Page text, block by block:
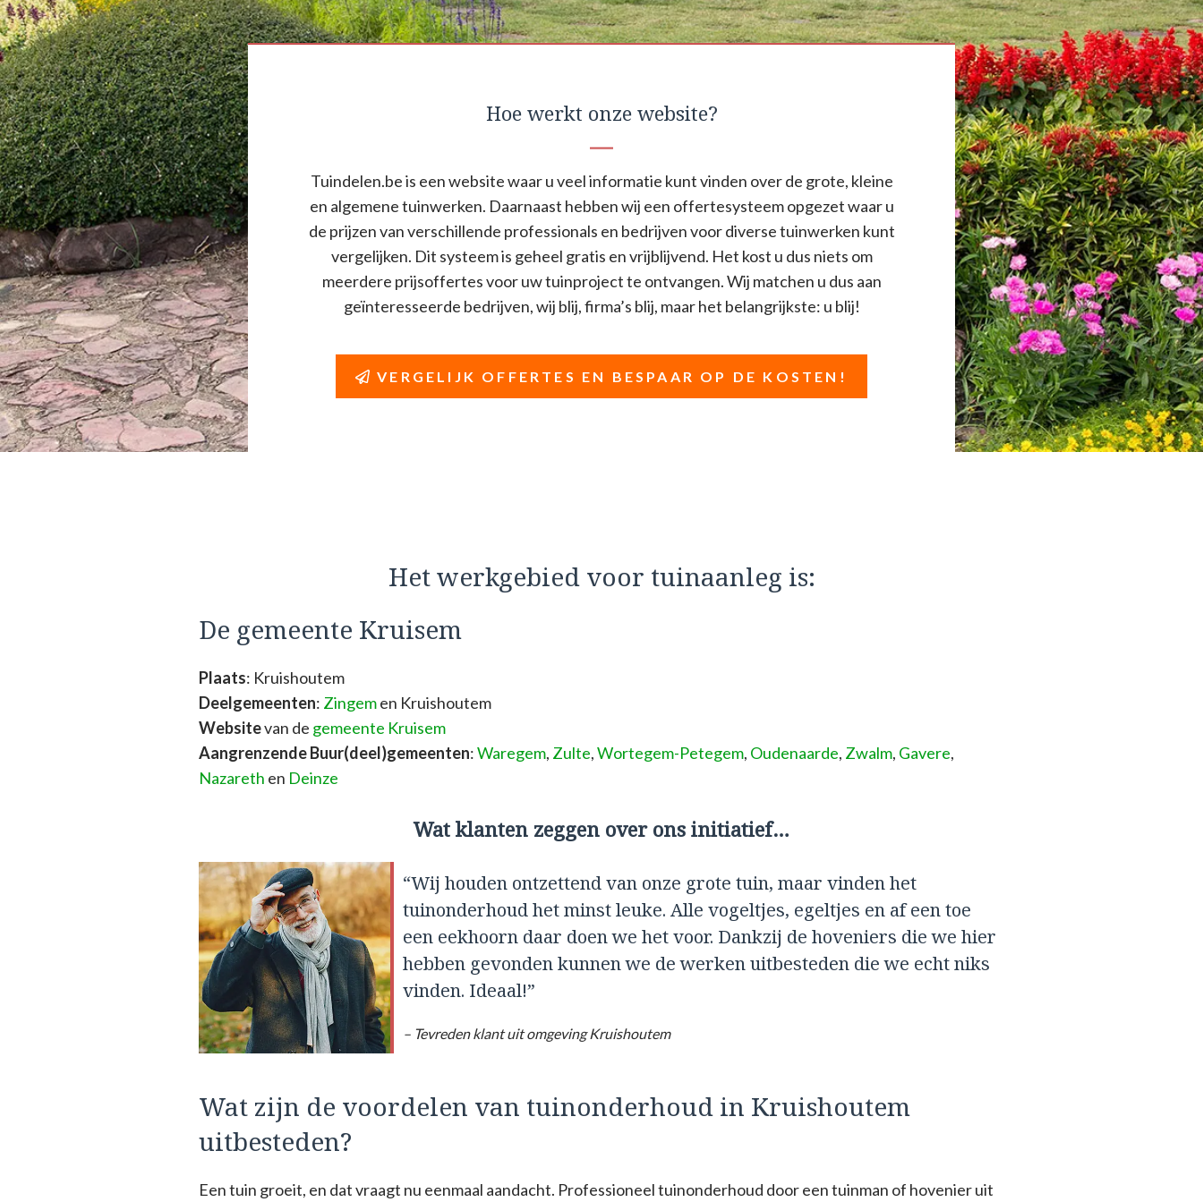
Hoe werkt onze website?
Tuindelen.be is een website waar u veel informatie kunt vinden over de grote, kleine
en algemene tuinwerken. Daarnaast hebben wij een offertesysteem opgezet waar u
de prijzen van verschillende professionals en bedrijven voor diverse tuinwerken kunt
vergelijken. Dit systeem is geheel gratis en vrijblijvend. Het kost u dus niets om
meerdere prijsoffertes voor uw tuinproject te ontvangen. Wij matchen u dus aan
geïnteresseerde bedrijven, wij blij, firma’s blij, maar het belangrijkste: u blij!
VERGELIJK OFFERTES EN BESPAAR OP DE KOSTEN!
Het werkgebied voor tuinaanleg is:
De gemeente Kruisem
Plaats: Kruishoutem
Deelgemeenten: Zingemen Kruishoutem
Websitevan de gemeente Kruisem
Aangrenzende Buur(deel)gemeenten:Waregem, Zulte,Wortegem-Petegem, Oudenaarde, Zwalm, Gavere,
Nazareth en Deinze
Wat klanten zeggen over ons initiatief…
“Wij houden ontzettend van onze grote tuin, maar vinden het
tuinonderhoud het minst leuke. Alle vogeltjes, egeltjes en af een toe
een eekhoorn daar doen we het voor. Dankzij de hoveniers die we hier
hebben gevonden kunnen we de werken uitbesteden die we echt niks
vinden. Ideaal!”
– Tevreden klant uit omgeving Kruishoutem
Wat zijn de voordelen van tuinonderhoud in Kruishoutem
uitbesteden?
Een tuin groeit, en dat vraagt nu eenmaal aandacht. Professioneel tuinonderhoud door een tuinman of hovenier uit